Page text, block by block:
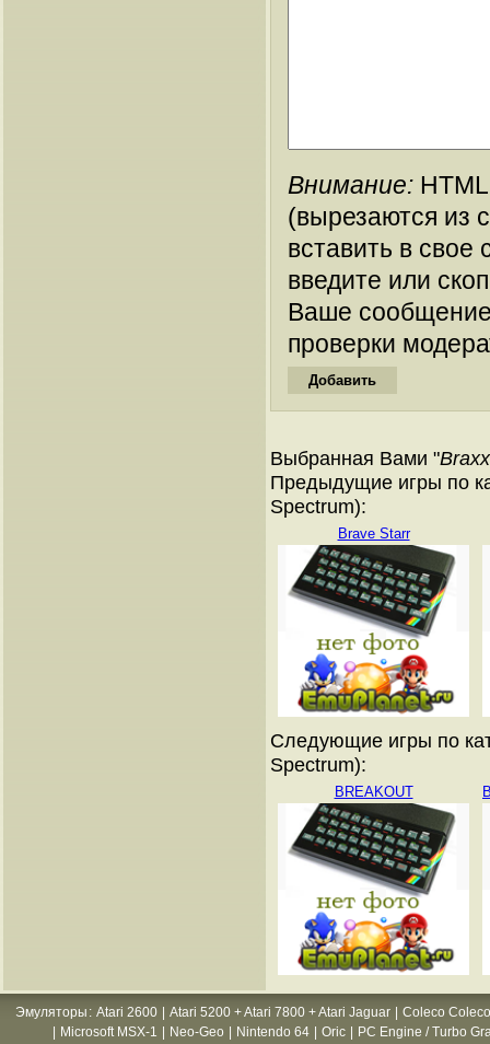
Внимание:
(вырезаются из
вставить в
введите или
Ваше
проверки
Выбранная Вами "
Предыдущие игры по
Spectrum):
Brave Starr
Следующие игры по
Spectrum):
BREAKOUT
Эмуляторы : Atari 2600 Atari 5200 + Atari 7800 + Atari Jaguar
Coleco
Microsoft MSX-1 Neo-Geo Nintendo 64 Oric PC Engine / Turbo